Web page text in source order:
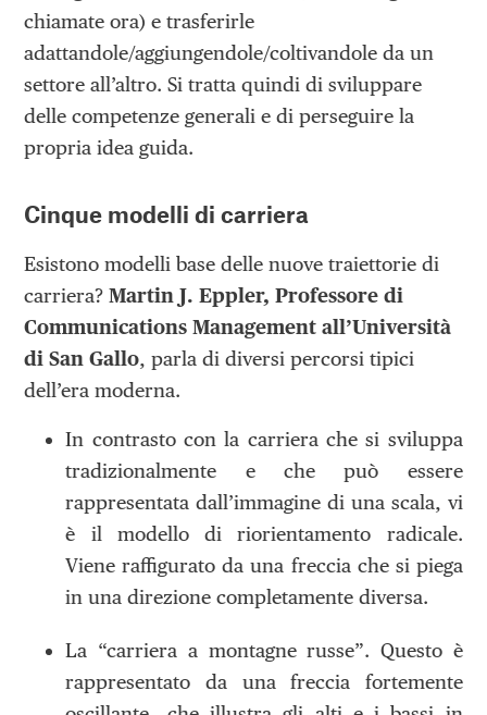
chiamate ora) e trasferirle
adattandole/aggiungendole/coltivandole da un
settore all’altro. Si tratta quindi di sviluppare
delle competenze generali e di perseguire la
propria idea guida.
Cinque modelli di carriera
Esistono modelli base delle nuove traiettorie di
carriera? Martin J. Eppler, Professore di
Communications Management all’Università
di San Gallo, parla di diversi percorsi tipici
dell’era moderna.
In contrasto con la carriera che si sviluppa
tradizionalmente e che può essere
rappresentata dall’immagine di una scala, vi
è il modello di riorientamento radicale.
Viene raffigurato da una freccia che si piega
in una direzione completamente diversa.
La “carriera a montagne russe”. Questo è
rappresentato da una freccia fortemente